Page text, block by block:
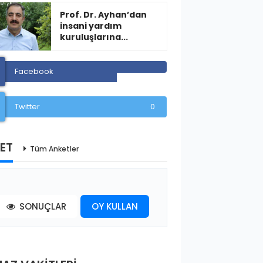
Prof. Dr. Ayhan’dan
insani yardım
kuruluşlarına...
Facebook
Twitter 0
Tüm Anketler
SONUÇLAR OY KULLAN